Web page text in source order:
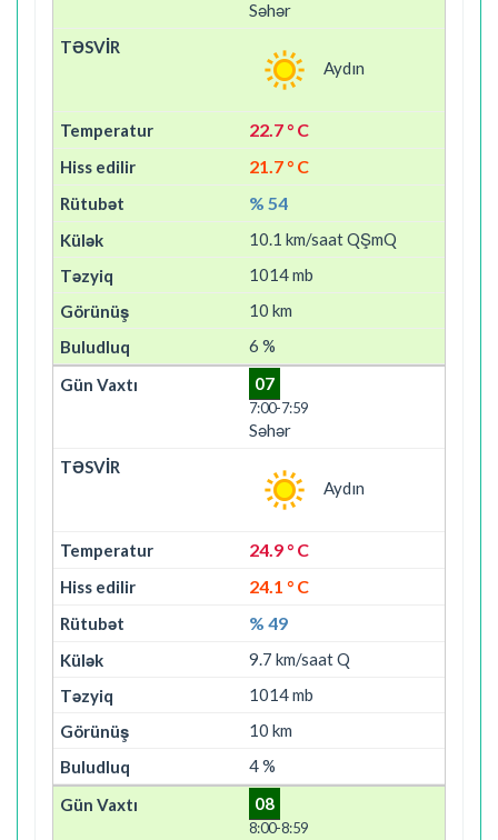
Səhər
Aydın
22.7 ° C
21.7 ° C
% 54
10.1 km/saat QŞmQ
1014 mb
10 km
6 %
07
7:00-7:59
Səhər
Aydın
24.9 ° C
24.1 ° C
% 49
9.7 km/saat Q
1014 mb
10 km
4 %
08
8:00-8:59